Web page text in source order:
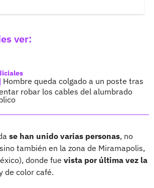
ver:
Hombre queda colgado a un poste tras
robar los cables del alumbrado
se han unido varias personas, no
también en la zona de Miramapolis,
donde fue vista por última vez la
de color café.